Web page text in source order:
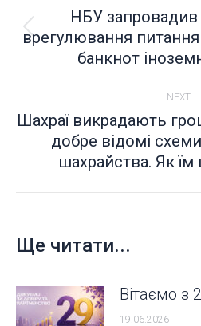
NAVIGATION
НБУ запровадив
врегулювання
банкнот
NEXT
Шахраї викрадають
добре відомі
шахрайства. Як їм
Ще читати...
Вітаємо з
19.06.2026